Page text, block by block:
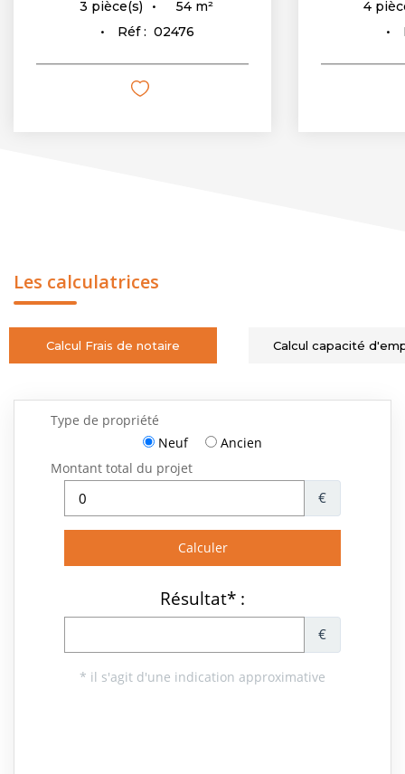
3 pièce(s) 54 m²
Réf : 02476
4
Les calculatrices
Calcul Frais de notaire Calcul capacité